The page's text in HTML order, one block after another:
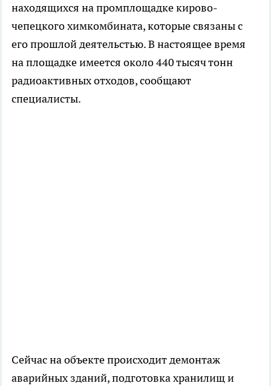
находящихся на промплощадке кирово-
чепецкого химкомбината, которые связаны с
его прошлой деятельстью. В настоящее время
на площадке имеется около 440 тысяч тонн
радиоактивных отходов, сообщают
специалисты.
Сейчас на объекте происходит демонтаж
аварийных зданий, подготовка хранилищ и